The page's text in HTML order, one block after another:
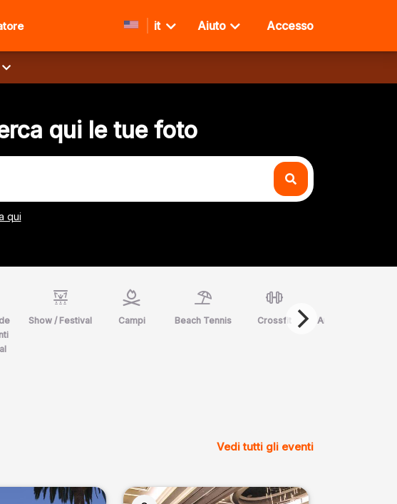
it Aiuto Accesso
qui le tue foto
qui
Show / Festival Campi Beach Tennis Crossfit Arte Marziale
Vedi tutti gli eventi